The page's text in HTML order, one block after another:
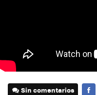
Sin comentarios